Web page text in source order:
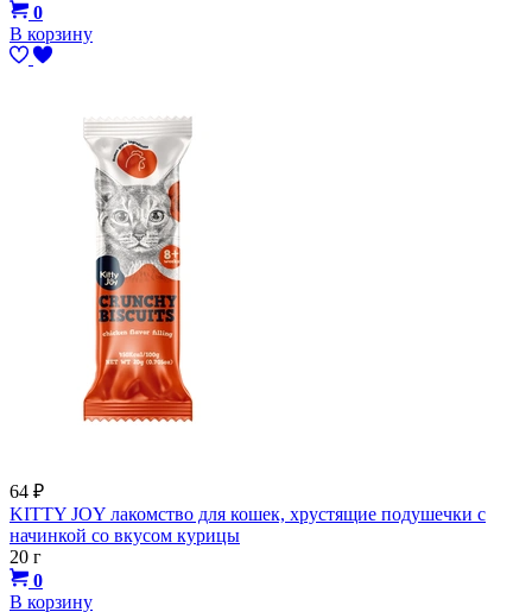
0
В корзину
64 ₽
KITTY JOY лакомство для кошек, хрустящие подушечки с
начинкой со вкусом курицы
20 г
0
В корзину